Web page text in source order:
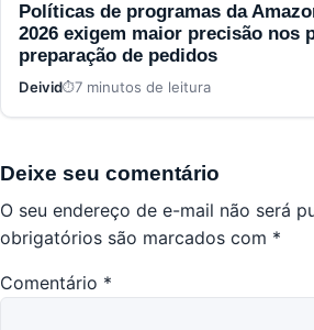
Políticas de programas da
2026 exigem maior precisão nos
preparação de pedidos
Deivid 7 minutos de leitura
Deixe seu comentário
O seu endereço de e-mail não será
obrigatórios são marcados com *
Comentário *